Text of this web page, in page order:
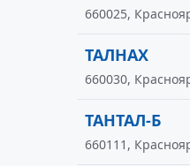
660025,
ТАЛНАХ
660030,
ТАНТАЛ-Б
660111,